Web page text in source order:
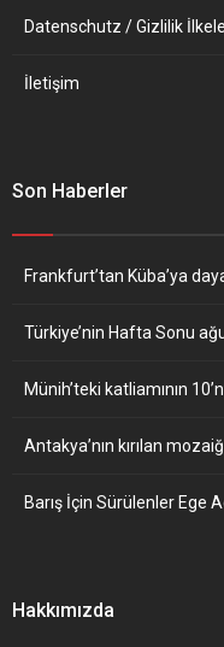
Datenschutz / Gizlilik
İletişim
Son Haberler
Frankfurt’tan Küba’ya
Türkiye’nin Hafta Sonu
Münih’teki katliamının
Antakya’nın kırılan
Barış İçin Sürülenler Ege
Hakkımızda